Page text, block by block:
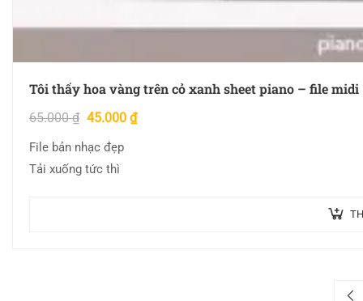
Tôi thấy hoa vàng trên cỏ xanh sheet piano – file midi
65.000₫ 45.000 ₫
File bản nhạc đẹp
Tải xuống tức thì